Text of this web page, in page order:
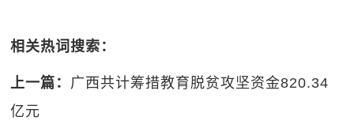
相关热词搜索：
上一篇： 广西共计筹措教育脱贫攻坚资金820.34
亿元